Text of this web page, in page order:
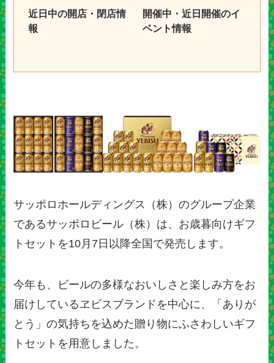
近日中の開店・閉店情
報
開催中・近日開催のイ
ベント情報
サッポロホールディングス（株）のグループ企業
であるサッポロビール（株）は、お歳暮向けギフ
トセットを10月7日以降全国で発売します。
今年も、ビールの多様なおいしさと楽しみ方をお
届けしているヱビスブランドを中心に、「ありが
とう」の気持ちを込めた贈り物にふさわしいギフ
トセットを用意しました。